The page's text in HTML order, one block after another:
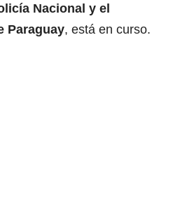
Nacional y el
Paraguay, está en curso.